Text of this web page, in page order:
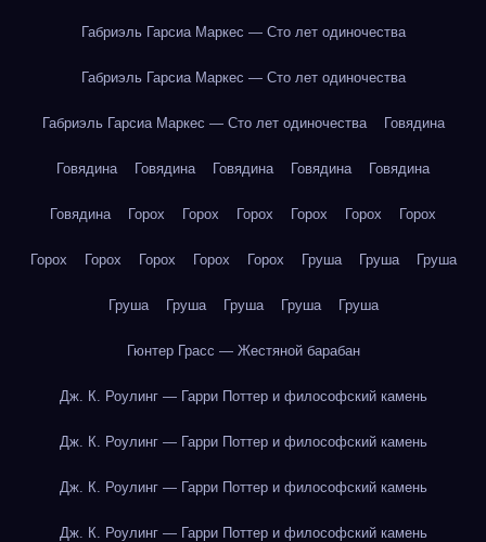
Габриэль Гарсиа Маркес — Сто лет одиночества
Габриэль Гарсиа Маркес — Сто лет одиночества
Габриэль Гарсиа Маркес — Сто лет одиночества Говядина
Говядина Говядина Говядина Говядина Говядина
Говядина Горох Горох Горох Горох Горох Горох
Горох Горох Горох Горох Горох Груша Груша Груша
Груша Груша Груша Груша Груша
Гюнтер Грасс — Жестяной барабан
Дж. К. Роулинг — Гарри Поттер и философский камень
Дж. К. Роулинг — Гарри Поттер и философский камень
Дж. К. Роулинг — Гарри Поттер и философский камень
Дж. К. Роулинг — Гарри Поттер и философский камень